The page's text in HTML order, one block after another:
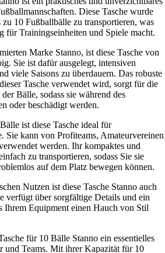
Diese Tasche wurde
10 Fußballbälle zu transportieren, was
für Trainingseinheiten und Spiele macht.
Marke Stanno, ist diese Tasche von
Sie ist dafür ausgelegt, intensiven
viele Saisons zu überdauern. Das robuste
Tasche verwendet wird, sorgt für die
Bälle, sodass sie während des
oder beschädigt werden.
ist diese Tasche ideal für
Sie kann von Profiteams, Amateurvereinen
werden. Ihr kompaktes und
zu transportieren, sodass Sie sie
auf dem Platz bewegen können.
Nutzen ist diese Tasche Stanno auch
verfügt über sorgfältige Details und ein
Ihrem Equipment einen Hauch von Stil
für 10 Bälle Stanno ein essentielles
und Teams. Mit ihrer Kapazität für 10